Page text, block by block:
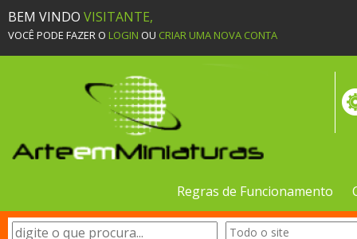
BEM VINDO VISITANTE,
VOCÊ PODE FAZER O LOGIN OU CRIAR UMA NOVA CONTA
Regras de Funcionamento